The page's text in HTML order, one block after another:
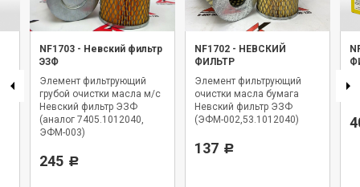
NF1703 - Невский фильтр
ЭЗФ
Элемент фильтрующий
грубой очистки масла м/с
Невский фильтр ЭЗФ
(аналог 7405.1012040,
ЭФМ-003)
245 Р
NF1702 - НЕВСКИЙ
ФИЛЬТР
Элемент фильтрующий
очистки масла бумага
Невский фильтр ЭЗФ
(ЭФМ-002,53.1012040)
137 Р